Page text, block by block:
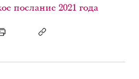
послание 2021 года